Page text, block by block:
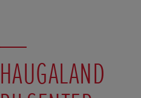
HAUGALAND